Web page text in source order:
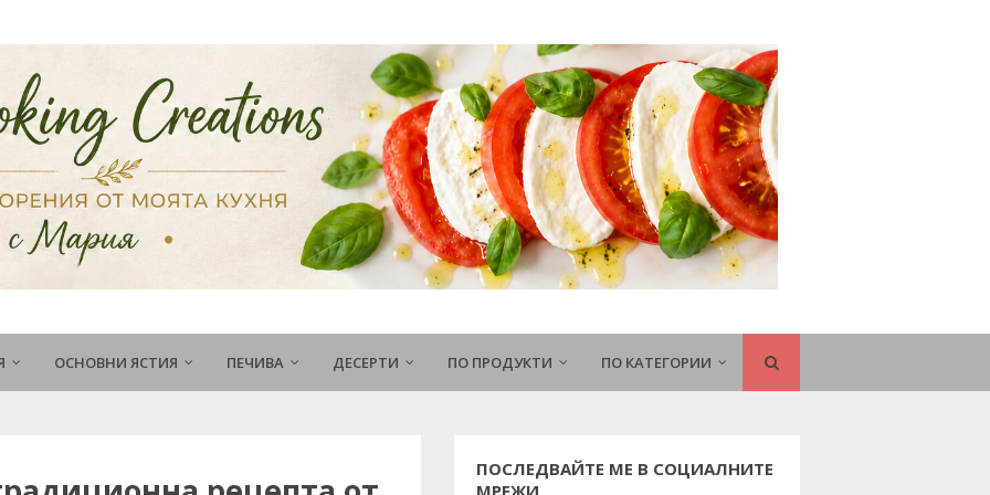
ОСНОВНИ ЯСТИЯ ПЕЧИВА ДЕСЕРТИ ПО ПРОДУКТИ ПО КАТЕГОРИИ
ПОСЛЕДВАЙТЕ МЕ В СОЦИАЛНИТЕ
МРЕЖИ